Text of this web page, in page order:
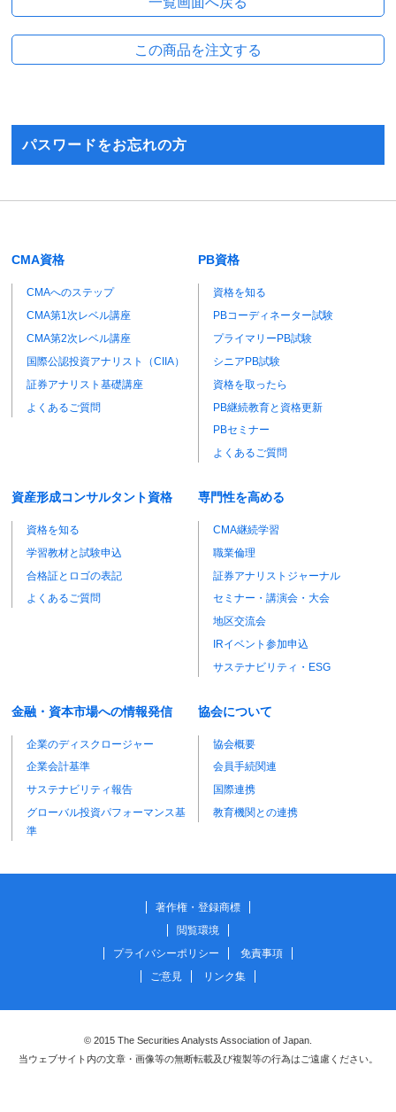
パスワードをお忘れの方
CMA資格
CMAへのステップ
CMA第1次レベル講座
CMA第2次レベル講座
国際公認投資アナリスト（CIIA）
証券アナリスト基礎講座
よくあるご質問
PB資格
資格を知る
PBコーディネーター試験
プライマリーPB試験
シニアPB試験
資格を取ったら
PB継続教育と資格更新
PBセミナー
よくあるご質問
資産形成コンサルタント資格
資格を知る
学習教材と試験申込
合格証とロゴの表記
よくあるご質問
専門性を高める
CMA継続学習
職業倫理
証券アナリストジャーナル
セミナー・講演会・大会
地区交流会
IRイベント参加申込
サステナビリティ・ESG
金融・資本市場への情報発信
企業のディスクロージャー
企業会計基準
サステナビリティ報告
グローバル投資パフォーマンス基
準
協会について
協会概要
会員手続関連
国際連携
教育機関との連携
著作権・登録商標
閲覧環境
プライバシーポリシー
免責事項
ご意見
リンク集
© 2015 The Securities Analysts Association of Japan.
当ウェブサイト内の文章・画像等の無断転載及び複製等の行為はご遠慮ください。